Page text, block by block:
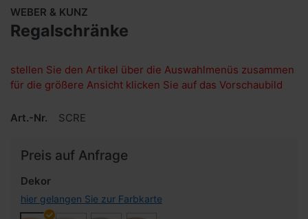
WEBER & KUNZ
Regalschränke
stellen Sie den Artikel über die Auswahlmenüs zusammen
für die größere Ansicht klicken Sie auf das Vorschaubild
Art.-Nr. SCRE
Preis auf Anfrage
Dekor
hier gelangen Sie zur Farbkarte